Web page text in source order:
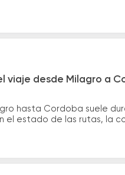
viaje desde Milagro a
hasta Cordoba suele
el estado de las rutas, la